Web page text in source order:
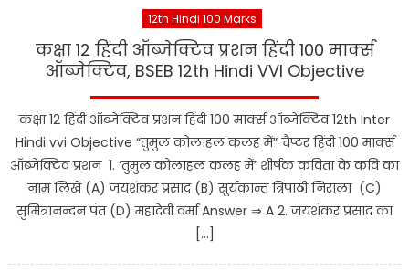
12th Hindi 100 Marks
कक्षा 12 हिंदी ऑब्जेक्टिव प्रशन हिंदी 100 मार्क्स
ऑब्जेक्टिव, BSEB 12th Hindi VVI Objective
कक्षा 12 हिंदी ऑब्जेक्टिव प्रशन हिंदी 100 मार्क्स ऑब्जेक्टिव 12th Inter
Hindi vvi Objective “तुमुल कोलाहल कलह में” चैप्टर हिंदी 100 मार्क्स
ऑब्जेक्टिव प्रशन 1. ‘तुमुल कोलाहल कलह में’ शीर्षक कविता के कवि का
नाम लिखें (A) जयशंकर प्रसाद (B) सूर्यकान्त त्रिपाठी निराला (C)
सुमित्रानन्दन पंत (D) महादेवी वर्मा Answer ⇒ A 2. जयशंकर प्रसाद का
[…]